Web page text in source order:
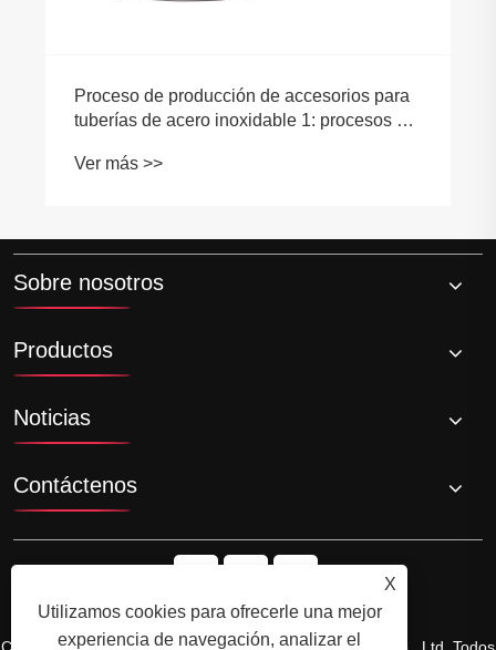
Proceso de producción de accesorios para
tuberías de acero inoxidable 1: procesos de
Ver más >>
Sobre nosotros
Productos
Noticias
Contáctenos
X
Utilizamos cookies para ofrecerle una mejor
experiencia de navegación, analizar el